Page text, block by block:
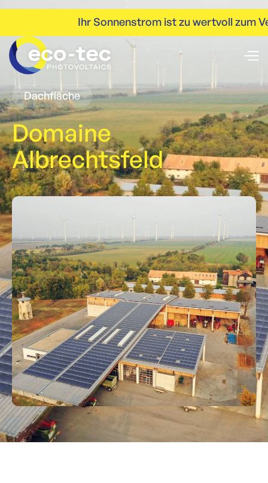
Ihr Sonnenstrom ist zu wertvoll zum
Dachfläche
Domaine
Albrechtsfeld